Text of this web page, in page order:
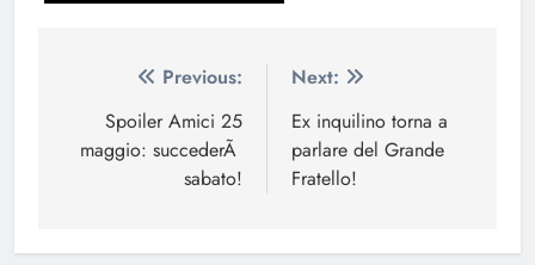
Navigazione
articoli
Previous:
Spoiler Amici 25
maggio: succederÃ
sabato!
Next:
Ex inquilino torna a
parlare del Grande
Fratello!